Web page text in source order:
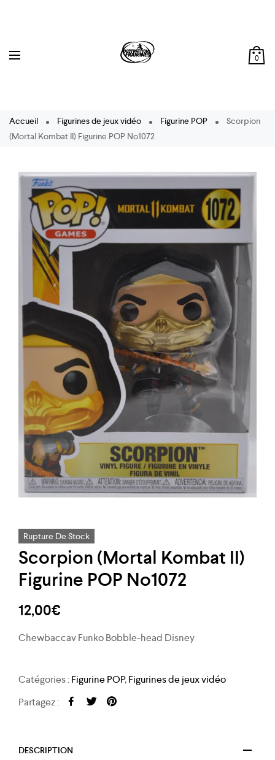
0
Accueil Figurines de jeux vidéo Figurine POP
Scorpion
(Mortal Kombat II) Figurine POP No1072
Rupture De Stock
Scorpion (Mortal Kombat II)
Figurine POP No1072
12,00€
Chewbaccav Funko Bobble-head Disney
Catégories :Figurine POP,Figurines de jeux vidéo
Partagez :
DESCRIPTION